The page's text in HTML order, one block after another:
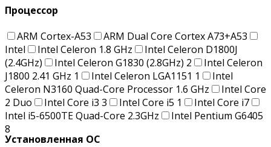
Процессор
ARM Cortex-A53
ARM Dual Core Cortex A73+A53
Intel
Intel Celeron 1.8 GHz
Intel Celeron D1800J
(2.4GHz)
Intel Celeron G1830 (2.8GHz) 2
Intel Celeron
J1800 2.41 GHz 1 Intel Celeron LGA1151 1
Intel
Celeron N3160 Quad-Core Processor 1.6 GHz
Intel Core
2 Duo
Intel Core i3 3 Intel Core i5 1
Intel Core i7
Intel i5-6500TE Quad-Core 2.3GHz
Intel Pentium G6405
8
Установленная ОС